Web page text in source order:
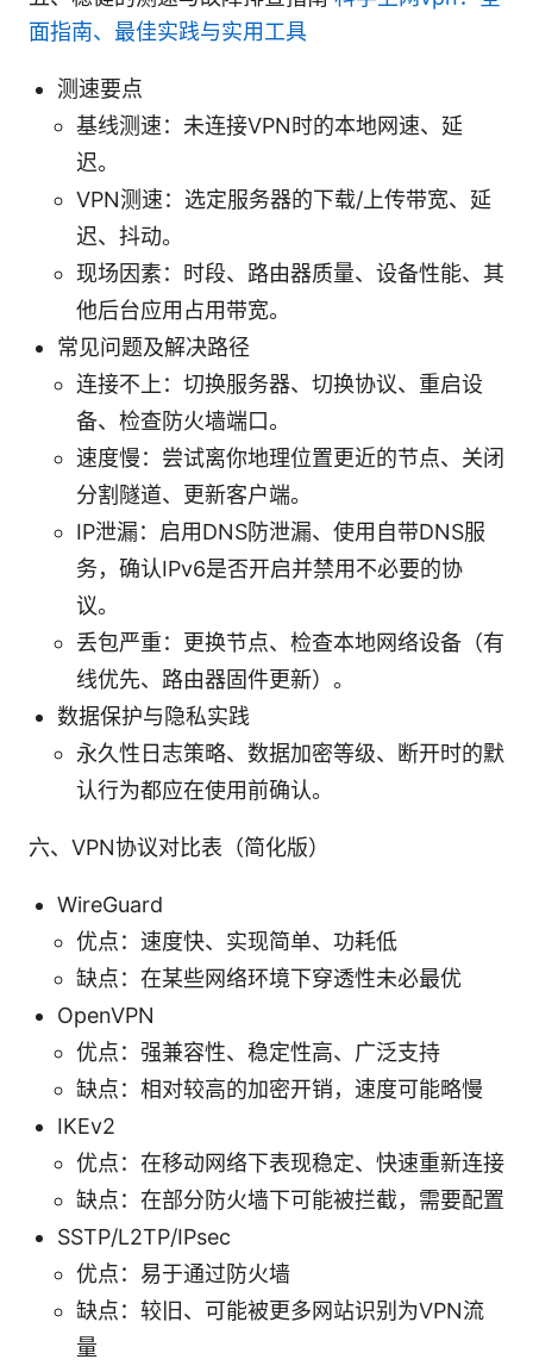
面指南、最佳实践与实用工具
测速要点
基线测速：未连接VPN时的本地网速、延
迟。
VPN测速：选定服务器的下载/上传带宽、延
迟、抖动。
现场因素：时段、路由器质量、设备性能、其
他后台应用占用带宽。
常见问题及解决路径
连接不上：切换服务器、切换协议、重启设
备、检查防火墙端口。
速度慢：尝试离你地理位置更近的节点、关闭
分割隧道、更新客户端。
IP泄漏：启用DNS防泄漏、使用自带DNS服
务，确认IPv6是否开启并禁用不必要的协
议。
丢包严重：更换节点、检查本地网络设备（有
线优先、路由器固件更新）。
数据保护与隐私实践
永久性日志策略、数据加密等级、断开时的默
认行为都应在使用前确认。
六、VPN协议对比表（简化版）
WireGuard
优点：速度快、实现简单、功耗低
缺点：在某些网络环境下穿透性未必最优
OpenVPN
优点：强兼容性、稳定性高、广泛支持
缺点：相对较高的加密开销，速度可能略慢
IKEv2
优点：在移动网络下表现稳定、快速重新连接
缺点：在部分防火墙下可能被拦截，需要配置
SSTP/L2TP/IPsec
优点：易于通过防火墙
缺点：较旧、可能被更多网站识别为VPN流
量